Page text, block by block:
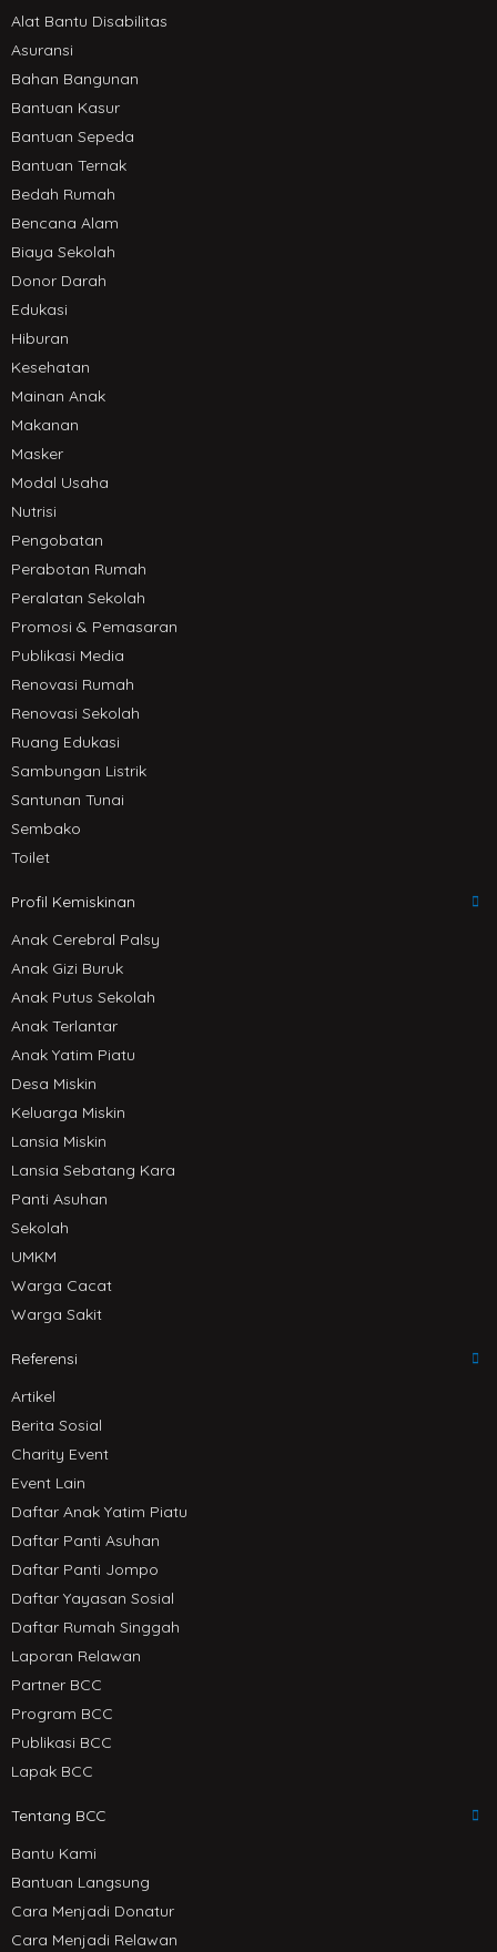
Alat Bantu Disabilitas
Asuransi
Bahan Bangunan
Bantuan Kasur
Bantuan Sepeda
Bantuan Ternak
Bedah Rumah
Bencana Alam
Biaya Sekolah
Donor Darah
Edukasi
Hiburan
Kesehatan
Mainan Anak
Makanan
Masker
Modal Usaha
Nutrisi
Pengobatan
Perabotan Rumah
Peralatan Sekolah
Promosi & Pemasaran
Publikasi Media
Renovasi Rumah
Renovasi Sekolah
Ruang Edukasi
Sambungan Listrik
Santunan Tunai
Sembako
Toilet
Profil Kemiskinan
Anak Cerebral Palsy
Anak Gizi Buruk
Anak Putus Sekolah
Anak Terlantar
Anak Yatim Piatu
Desa Miskin
Keluarga Miskin
Lansia Miskin
Lansia Sebatang Kara
Panti Asuhan
Sekolah
UMKM
Warga Cacat
Warga Sakit
Referensi
Artikel
Berita Sosial
Charity Event
Event Lain
Daftar Anak Yatim Piatu
Daftar Panti Asuhan
Daftar Panti Jompo
Daftar Yayasan Sosial
Daftar Rumah Singgah
Laporan Relawan
Partner BCC
Program BCC
Publikasi BCC
Lapak BCC
Tentang BCC
Bantu Kami
Bantuan Langsung
Cara Menjadi Donatur
Cara Menjadi Relawan